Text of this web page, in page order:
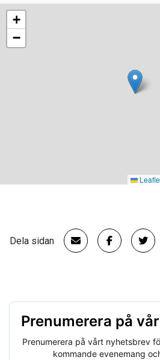
+
−
Dela sidan
Prenumerera på
Prenumerera på vårt nyhetsbrev
kommande evenemang